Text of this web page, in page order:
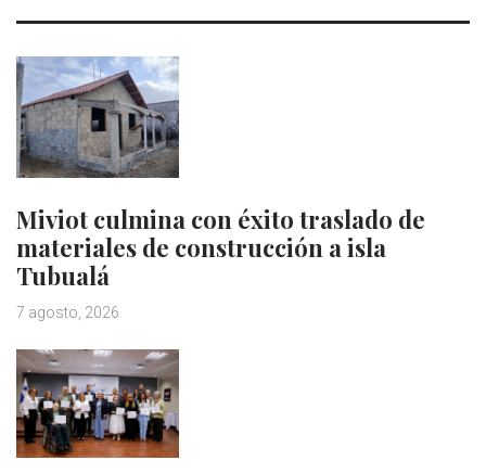
Miviot culmina con éxito traslado de
materiales de construcción a isla
Tubualá
7 agosto, 2026